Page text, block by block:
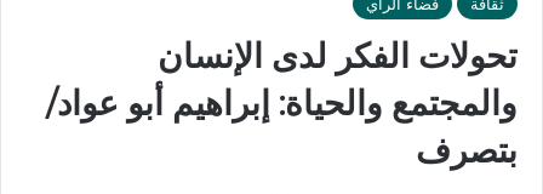
تحولات الفكر لدى الإنسان
والمجتمع والحياة: إبراهيم أبو عواد/
بتصرف